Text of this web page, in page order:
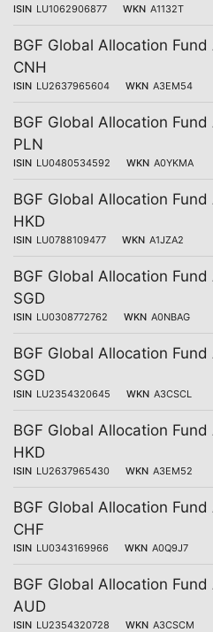
ISIN LU1062906877 WKN A1132T
BGF Global Allocation Fund
CNH
ISIN LU2637965604 WKN A3EM54
BGF Global Allocation
PLN
ISIN LU0480534592 WKN A0YKMA
BGF Global Allocation
HKD
ISIN LU0788109477 WKN A1JZA2
BGF Global Allocation
SGD
ISIN LU0308772762 WKN A0NBAG
BGF Global Allocation
SGD
ISIN LU2354320645 WKN A3CSCL
BGF Global Allocation Fund
HKD
ISIN LU2637965430 WKN A3EM52
BGF Global Allocation
CHF
ISIN LU0343169966 WKN A0Q9J7
BGF Global Allocation
AUD
ISIN LU2354320728 WKN A3CSCM